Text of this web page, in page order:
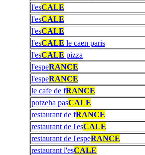
l'esCALE
l'esCALE
l'esCALE
l'esCALE le caen paris
l'esCALE pizza
l'espeRANCE
l'espeRANCE
le cafe de fRANCE
potzeha pasCALE
restaurant de fRANCE
restaurant de l'esCALE
restaurant de l'espeRANCE
restaurant l'esCALE